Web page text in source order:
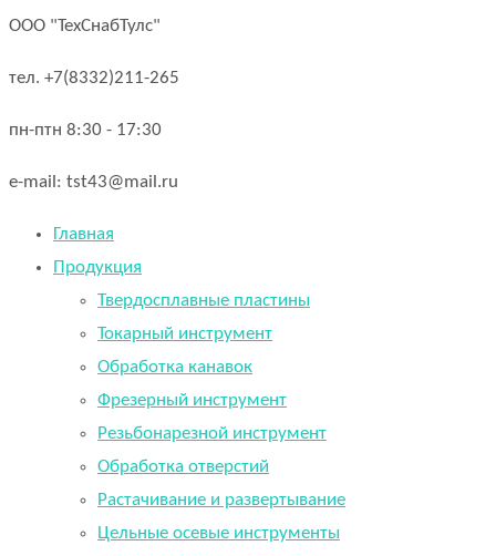
ООО "ТехСнабТулс"
тел. +7(8332)211-265
пн-птн 8:30 - 17:30
e-mail: tst43@mail.ru
Главная
Продукция
Твердосплавные пластины
Токарный инструмент
Обработка канавок
Фрезерный инструмент
Резьбонарезной инструмент
Обработка отверстий
Растачивание и развертывание
Цельные осевые инструменты